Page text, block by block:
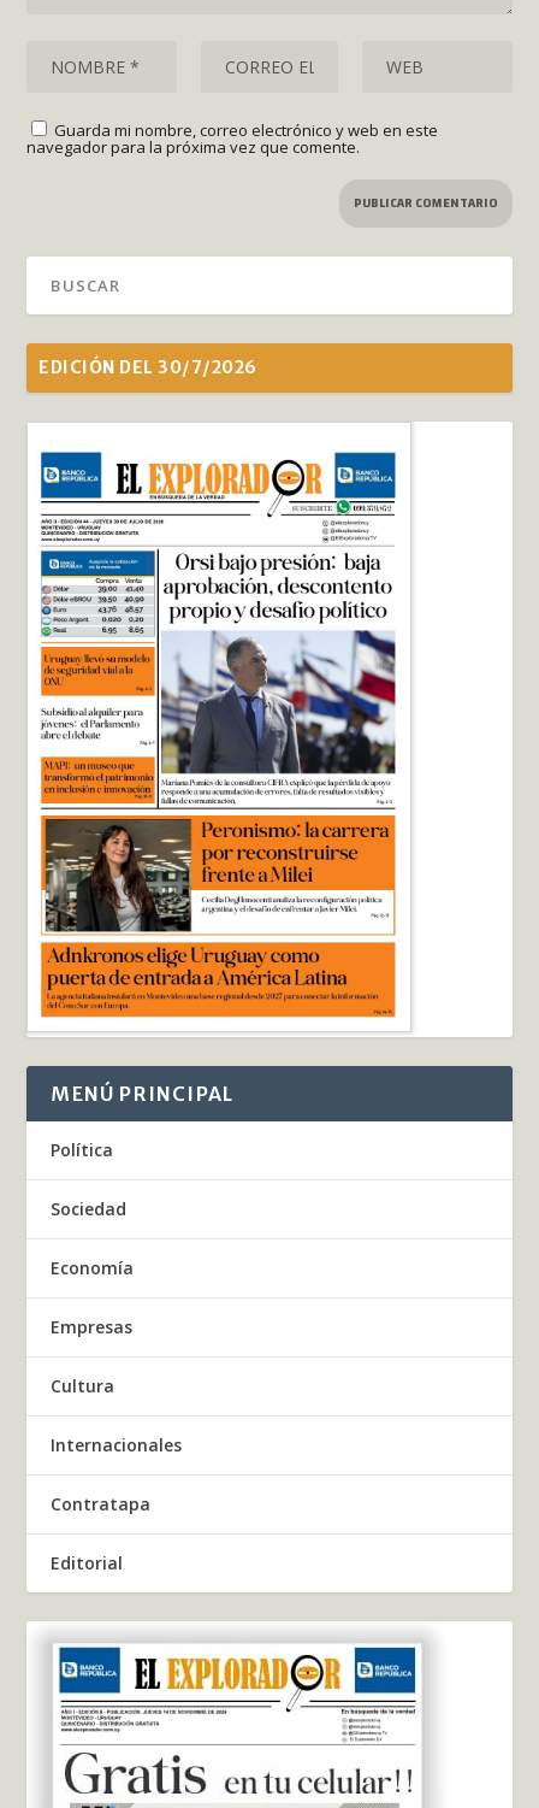
Guarda mi nombre, correo electrónico y web en este
navegador para la próxima vez que comente.
EDICIÓN DEL 30/7/2026
MENÚ PRINCIPAL
Política
Sociedad
Economía
Empresas
Cultura
Internacionales
Contratapa
Editorial